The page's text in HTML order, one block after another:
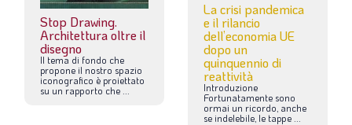
Stop Drawing.
Architettura oltre il
disegno
Il tema di fondo che
propone il nostro spazio
iconografico è proiettato
su un rapporto che
La crisi pandemica
e il rilancio
dell’economia UE
dopo un
quinquennio di
reattività
Introduzione
Fortunatamente sono
ormai un ricordo, anche
se indelebile, le tappe